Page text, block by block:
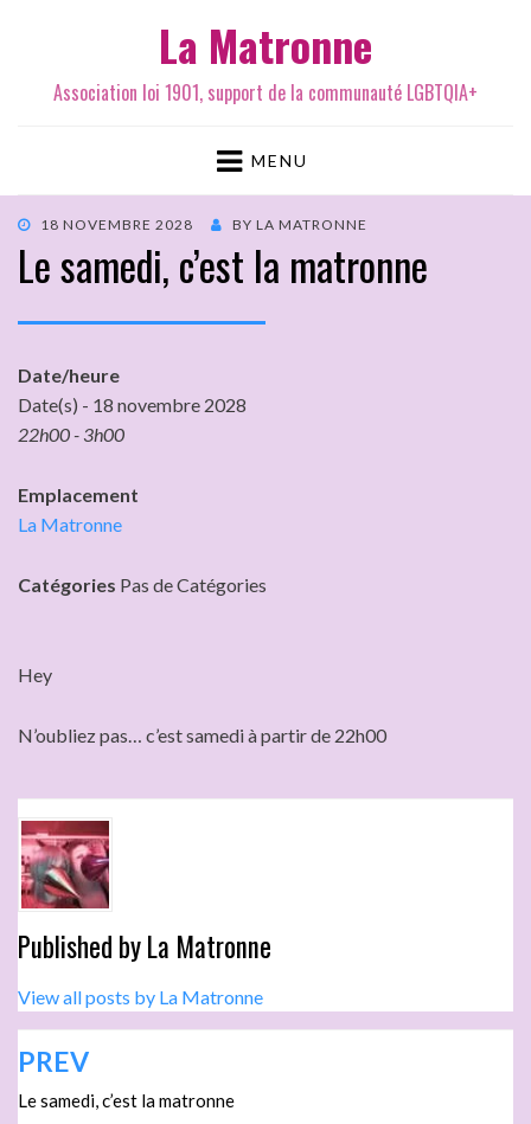
La Matronne
Association loi 1901, support de la communauté LGBTQIA+
MENU
18 NOVEMBRE 2028 BY LA MATRONNE
Le samedi, c’est la matronne
Date/heure
Date(s) - 18 novembre 2028
22h00 - 3h00
Emplacement
La Matronne
Catégories Pas de Catégories
Hey
N’oubliez pas… c’est samedi à partir de 22h00
Published byLa Matronne
View all posts by La Matronne
PREV
Le samedi, c’est la matronne